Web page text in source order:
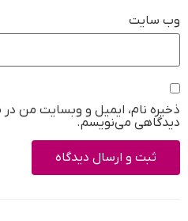
وب‌ سایت
ذخیره نام، ایمیل و وبسایت من در
دیدگاهی می‌نویسم.